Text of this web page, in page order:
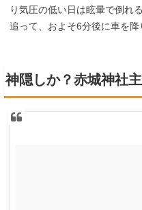
り気圧の低い日は眩暈で倒れ
追って、およそ6分後に車を降
神隠しか？赤城神社